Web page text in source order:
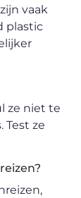
vaak
plastic
ze niet te
Test ze